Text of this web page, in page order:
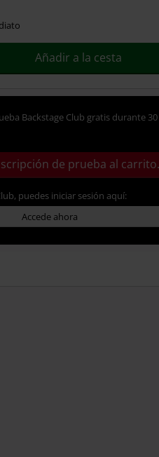
Añadir a la cesta
Backstage Club gratis durante
de prueba al carrito.
puedes iniciar sesión aquí:
Accede ahora